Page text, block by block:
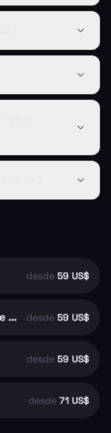
desde 59 US$
Barcelona a Puerto de cruceros de Barcelona desde 59 US$
desde 59 US$
desde 71 US$